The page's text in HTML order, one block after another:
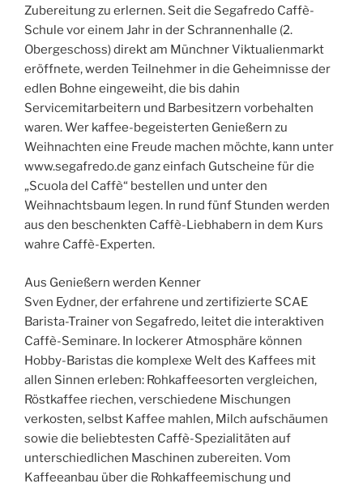
Zubereitung zu erlernen. Seit die Segafredo Caffè-
Schule vor einem Jahr in der Schrannenhalle (2.
Obergeschoss) direkt am Münchner Viktualienmarkt
eröffnete, werden Teilnehmer in die Geheimnisse der
edlen Bohne eingeweiht, die bis dahin
Servicemitarbeitern und Barbesitzern vorbehalten
waren. Wer kaffee-begeisterten Genießern zu
Weihnachten eine Freude machen möchte, kann unter
www.segafredo.de ganz einfach Gutscheine für die
„Scuola del Caffè“ bestellen und unter den
Weihnachtsbaum legen. In rund fünf Stunden werden
aus den beschenkten Caffè-Liebhabern in dem Kurs
wahre Caffè-Experten.
Aus Genießern werden Kenner
Sven Eydner, der erfahrene und zertifizierte SCAE
Barista-Trainer von Segafredo, leitet die interaktiven
Caffè-Seminare. In lockerer Atmosphäre können
Hobby-Baristas die komplexe Welt des Kaffees mit
allen Sinnen erleben: Rohkaffeesorten vergleichen,
Röstkaffee riechen, verschiedene Mischungen
verkosten, selbst Kaffee mahlen, Milch aufschäumen
sowie die beliebtesten Caffè-Spezialitäten auf
unterschiedlichen Maschinen zubereiten. Vom
Kaffeeanbau über die Rohkaffeemischung und